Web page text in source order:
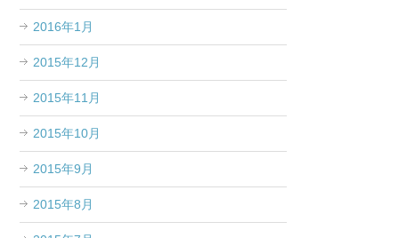
2016年1月
2015年12月
2015年11月
2015年10月
2015年9月
2015年8月